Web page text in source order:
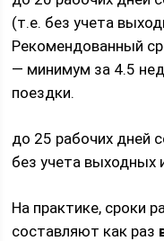
(т.е. без учета
Рекомендованный
— минимум за 4.5
поездки.
до 25 рабочих дней
без учета выходных
На практике, сроки
составляют как раз